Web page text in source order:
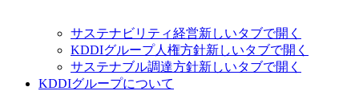
サステナビリティ経営新しいタブで開く
KDDIグループ人権方針新しいタブで開く
サステナブル調達方針新しいタブで開く
KDDIグループについて